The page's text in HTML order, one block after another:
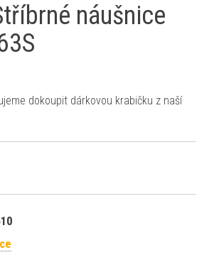
náušnice
dokoupit dárkovou krabičku z naší